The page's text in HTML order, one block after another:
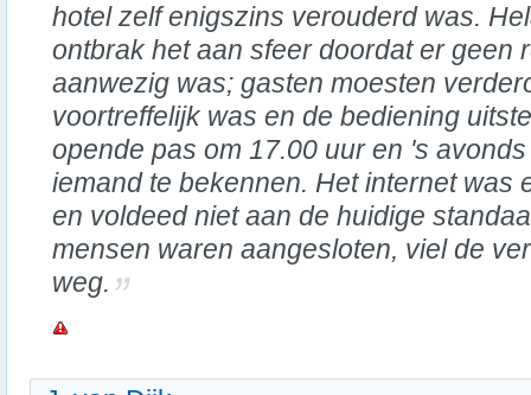
hotel zelf enigszins verouderd was.
ontbrak het aan sfeer doordat er geen
aanwezig was; gasten moesten
voortreffelijk was en de bediening
opende pas om 17.00 uur en 's
iemand te bekennen. Het internet was
en voldeed niet aan de huidige
mensen waren aangesloten, viel de
weg.